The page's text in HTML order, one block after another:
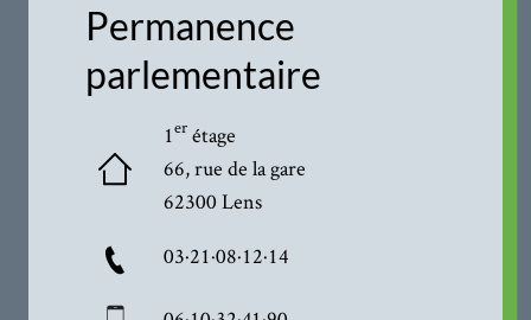
Permanence
parlementaire
1erétage
66, rue de la gare
62300 Lens
03·21·08·12·14